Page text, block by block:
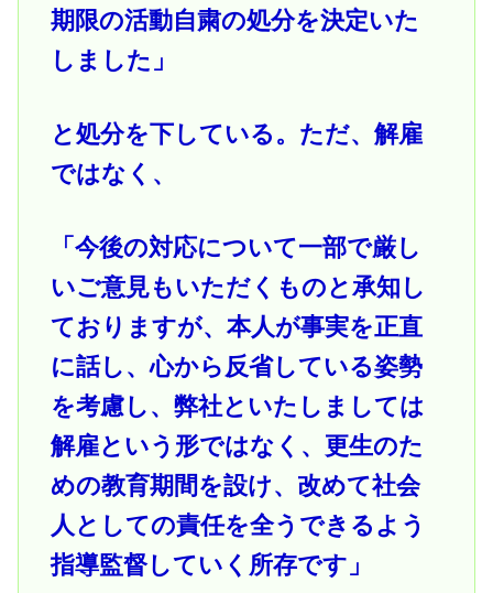
期限の活動自粛の処分を決定いた
しました」
と処分を下している。ただ、解雇
ではなく、
「今後の対応について一部で厳し
いご意見もいただくものと承知し
ておりますが、本人が事実を正直
に話し、心から反省している姿勢
を考慮し、弊社といたしましては
解雇という形ではなく、更生のた
めの教育期間を設け、改めて社会
人としての責任を全うできるよう
指導監督していく所存です」